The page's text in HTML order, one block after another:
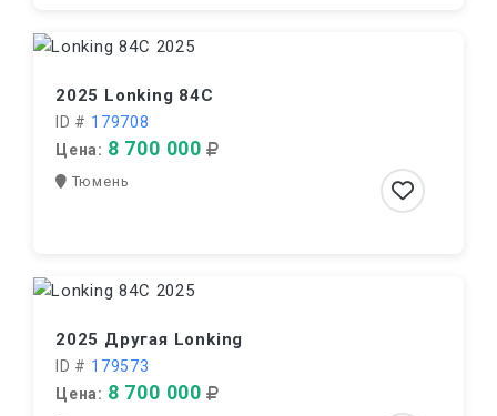
2025 Lonking 84C
ID # 179708
Цена: 8 700 000
Тюмень
2025 Другая Lonking
ID # 179573
Цена: 8 700 000